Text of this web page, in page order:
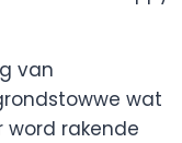
van
wat
word rakende